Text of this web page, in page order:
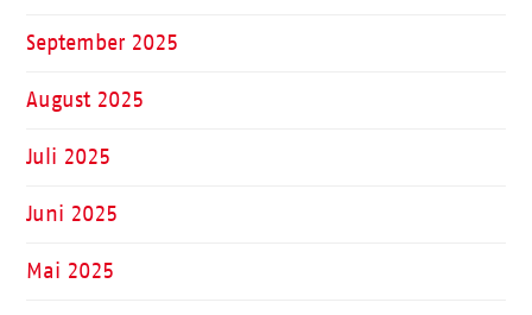
September 2025
August 2025
Juli 2025
Juni 2025
Mai 2025